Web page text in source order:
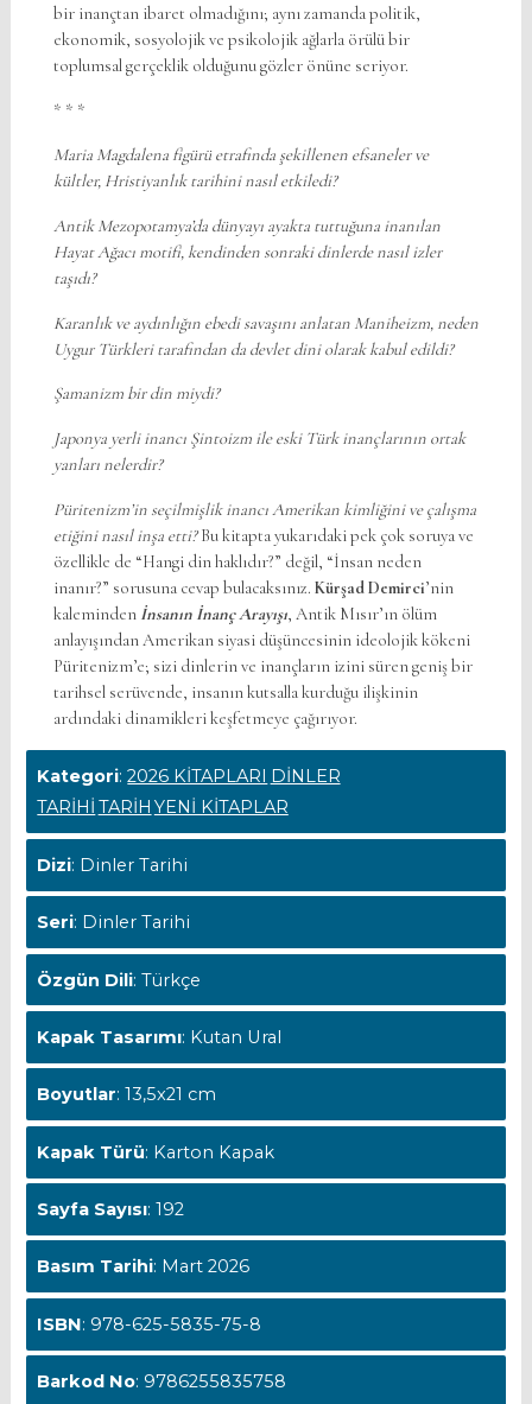
bir inançtan ibaret olmadığını; aynı zamanda politik,
ekonomik, sosyolojik ve psikolojik ağlarla örülü bir
toplumsal gerçeklik olduğunu gözler önüne seriyor.
* * *
Maria Magdalena figürü etrafında şekillenen efsaneler ve
kültler, Hristiyanlık tarihini nasıl etkiledi?
Antik Mezopotamya’da dünyayı ayakta tuttuğuna inanılan
Hayat Ağacı motifi, kendinden sonraki dinlerde nasıl izler
taşıdı?
Karanlık ve aydınlığın ebedi savaşını anlatan Maniheizm, neden
Uygur Türkleri tarafından da devlet dini olarak kabul edildi?
Şamanizm bir din miydi?
Japonya yerli inancı Şintoizm ile eski Türk inançlarının ortak
yanları nelerdir?
Püritenizm’in seçilmişlik inancı Amerikan kimliğini ve çalışma
etiğini nasıl inşa etti?Bu kitapta yukarıdaki pek çok soruya ve
özellikle de “Hangi din haklıdır?” değil, “İnsan neden
inanır?” sorusuna cevap bulacaksınız. Kürşad Demirci’nin
kaleminden İnsanın İnanç Arayışı, Antik Mısır’ın ölüm
anlayışından Amerikan siyasi düşüncesinin ideolojik kökeni
Püritenizm’e; sizi dinlerin ve inançların izini süren geniş bir
tarihsel serüvende, insanın kutsalla kurduğu ilişkinin
ardındaki dinamikleri keşfetmeye çağırıyor.
Kategori:2026 KİTAPLARI
DİNLER
TARİHİ TARİH YENİ KİTAPLAR
Dizi: Dinler Tarihi
Seri: Dinler Tarihi
Özgün Dili: Türkçe
Kapak Tasarımı: Kutan Ural
Boyutlar: 13,5x21 cm
Kapak Türü: Karton Kapak
Sayfa Sayısı: 192
Basım Tarihi: Mart 2026
ISBN: 978-625-5835-75-8
Barkod No: 9786255835758